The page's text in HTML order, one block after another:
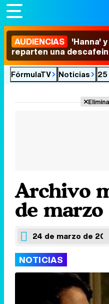
AUDIENCIAS 'Hanna'
reparten una
FórmulaTV Noticias
Archivo
de marzo
24 de marzo de
NOTICIAS